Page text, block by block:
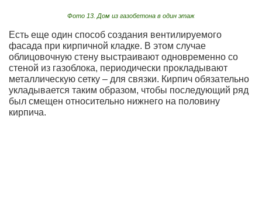
Фото 13. Дом из газобетона в один этаж
Есть еще один способ создания вентилируемого
фасада при кирпичной кладке. В этом случае
облицовочную стену выстраивают одновременно со
стеной из газоблока, периодически прокладывают
металлическую сетку – для связки. Кирпич обязательно
укладывается таким образом, чтобы последующий ряд
был смещен относительно нижнего на половину
кирпича.